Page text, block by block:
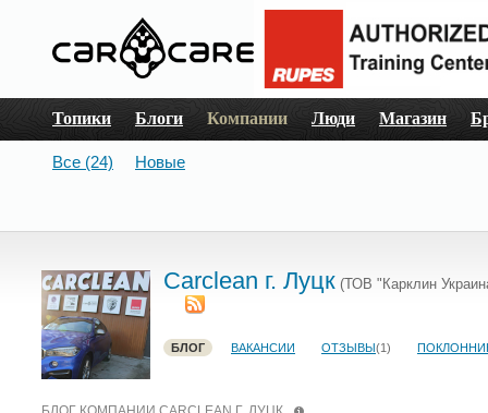
Топики Блоги Компании Люди Магазин
Все (24) Новые
Сarclean г. Луцк (ТОВ "Карклин
БЛОГ ВАКАНСИИ ОТЗЫВЫ(1)